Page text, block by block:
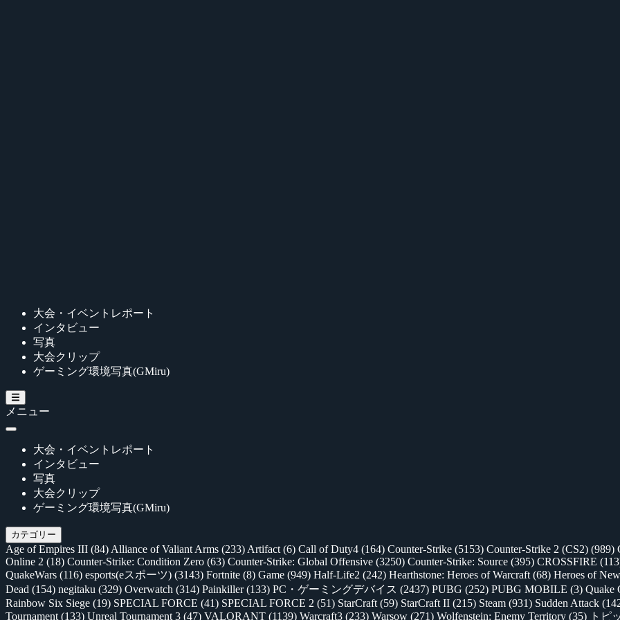
大会・イベントレポート
インタビュー
写真
大会クリップ
ゲーミング環境写真(GMiru)
メニュー
大会・イベントレポート
インタビュー
写真
大会クリップ
ゲーミング環境写真(GMiru)
カテゴリー
Age of Empires III (84) Alliance of Valiant Arms (233) Artifact (6) Call of Duty4 (164) Counter-Strike (5153) Counter-Strike 2 (CS2) (989)
Online 2 (18) Counter-Strike: Condition Zero (63) Counter-Strike: Global Offensive (3250) Counter-Strike: Source (395) CROSSFIRE
QuakeWars (116) esports(eスポーツ) (3143) Fortnite (8) Game (949) Half-Life2 (242) Hearthstone: Heroes of Warcraft (68) Heroes of
Dead (154) negitaku (329) Overwatch (314) Painkiller(133) PC・ゲーミングデバイス (2437) PUBG (252) PUBG MOBILE (3) Quake
Rainbow Six Siege (19) SPECIAL FORCE (41) SPECIAL FORCE 2 (51) StarCraft (59) StarCraft II (215) Steam (931) Sudden Attack
Tournament (133) Unreal Tournament 3 (47) VALORANT (1139) Warcraft3 (233) Warsow (271) Wolfenstein: Enemy Territory (35) トピ